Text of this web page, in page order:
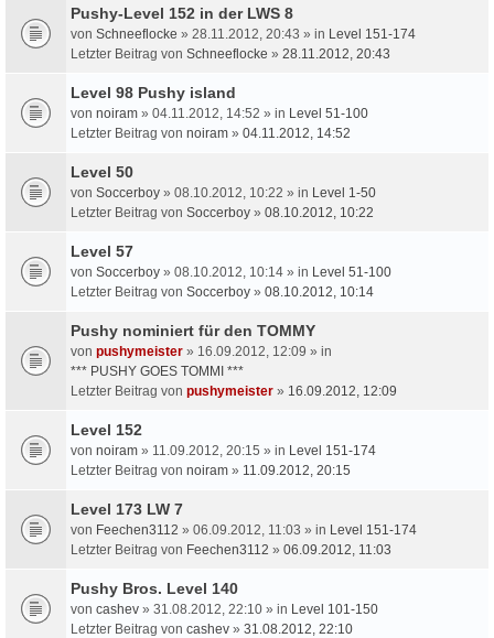
Pushy-Level 152 in der LWS 8
von Schneeflocke » 28.11.2012, 20:43 » in Level 151-174
Letzter Beitrag von Schneeflocke » 28.11.2012, 20:43
Level 98 Pushy island
von noiram » 04.11.2012, 14:52 » in Level 51-100
Letzter Beitrag von noiram » 04.11.2012, 14:52
Level 50
von Soccerboy » 08.10.2012, 10:22 » in Level 1-50
Letzter Beitrag von Soccerboy » 08.10.2012, 10:22
Level 57
von Soccerboy » 08.10.2012, 10:14 » in Level 51-100
Letzter Beitrag von Soccerboy » 08.10.2012, 10:14
Pushy nominiert für den TOMMY
von pushymeister » 16.09.2012, 12:09 » in
*** PUSHY GOES TOMMI ***
Letzter Beitrag von pushymeister » 16.09.2012, 12:09
Level 152
von noiram » 11.09.2012, 20:15 » in Level 151-174
Letzter Beitrag von noiram » 11.09.2012, 20:15
Level 173 LW 7
von Feechen3112 » 06.09.2012, 11:03 » in Level 151-174
Letzter Beitrag von Feechen3112 » 06.09.2012, 11:03
Pushy Bros. Level 140
von cashev » 31.08.2012, 22:10 » in Level 101-150
Letzter Beitrag von cashev » 31.08.2012, 22:10